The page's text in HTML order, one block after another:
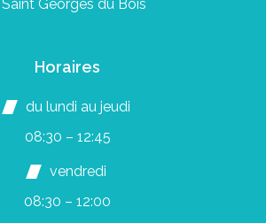
Saint Georges du Bois
Horaires
du lundi au jeudi
08:30 – 12:45
vendredi
08:30 – 12:00